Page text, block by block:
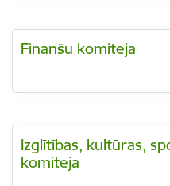
Finanšu komiteja
Izglītības, kultūras,
komiteja